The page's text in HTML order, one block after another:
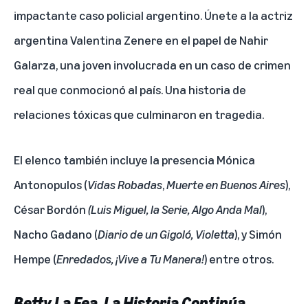
impactante caso policial argentino. Únete a la actriz
argentina Valentina Zenere en el papel de Nahir
Galarza, una joven involucrada en un caso de crimen
real que conmocionó al país. Una historia de
relaciones tóxicas que culminaron en tragedia.
El elenco también incluye la presencia Mónica
Antonopulos (Vidas Robadas,Muerte en Buenos Aires),
César Bordón(Luis Miguel, la Serie, Algo Anda Mal),
Nacho Gadano (Diario de un Gigoló, Violetta), y Simón
Hempe (Enredados, ¡Vive a Tu Manera!) entre otros.